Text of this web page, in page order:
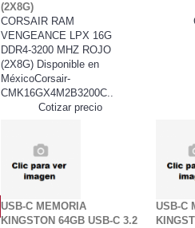
(2X8G)
CORSAIR RAM
VENGEANCE LPX 16G
DDR4-3200 MHZ ROJO
(2X8G) Disponible en
MéxicoCorsair-
CMK16GX4M2B3200C..
Cotizar precio
USB-C MEMORIA
KINGSTON 64GB USB-C 3.2
USB-C